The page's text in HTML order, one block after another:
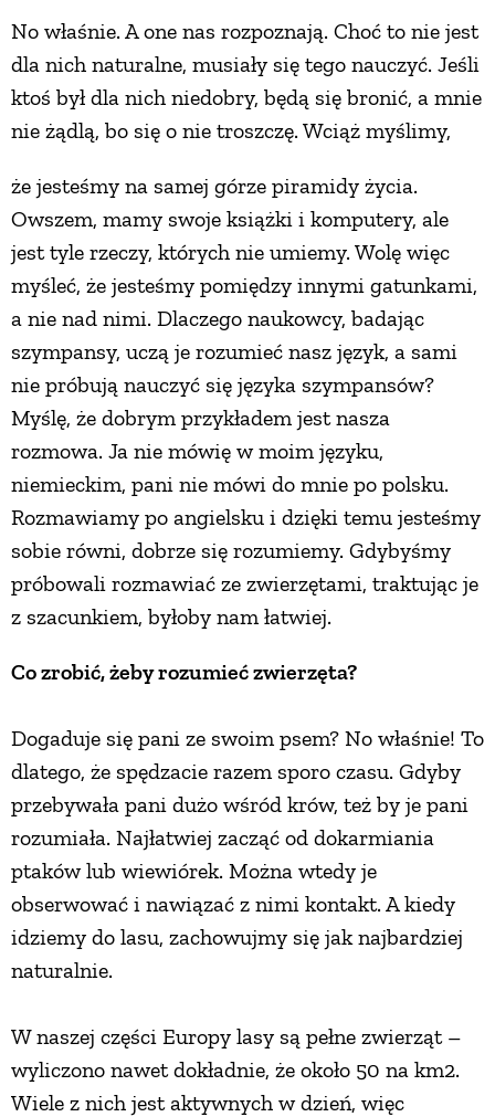
No właśnie. A one nas rozpoznają. Choć to nie jest
dla nich naturalne, musiały się tego nauczyć. Jeśli
ktoś był dla nich niedobry, będą się bronić, a mnie
nie żądlą, bo się o nie troszczę. Wciąż myślimy,
że jesteśmy na samej górze piramidy życia.
Owszem, mamy swoje książki i komputery, ale
jest tyle rzeczy, których nie umiemy. Wolę więc
myśleć, że jesteśmy pomiędzy innymi gatunkami,
a nie nad nimi. Dlaczego naukowcy, badając
szympansy, uczą je rozumieć nasz język, a sami
nie próbują nauczyć się języka szympansów?
Myślę, że dobrym przykładem jest nasza
rozmowa. Ja nie mówię w moim języku,
niemieckim, pani nie mówi do mnie po polsku.
Rozmawiamy po angielsku i dzięki temu jesteśmy
sobie równi, dobrze się rozumiemy. Gdybyśmy
próbowali rozmawiać ze zwierzętami, traktując je
z szacunkiem, byłoby nam łatwiej.
Co zrobić, żeby rozumieć zwierzęta?
Dogaduje się pani ze swoim psem? No właśnie! To
dlatego, że spędzacie razem sporo czasu. Gdyby
przebywała pani dużo wśród krów, też by je pani
rozumiała. Najłatwiej zacząć od dokarmiania
ptaków lub wiewiórek. Można wtedy je
obserwować i nawiązać z nimi kontakt. A kiedy
idziemy do lasu, zachowujmy się jak najbardziej
naturalnie.
W naszej części Europy lasy są pełne zwierząt –
wyliczono nawet dokładnie, że około 50 na km2.
Wiele z nich jest aktywnych w dzień, więc